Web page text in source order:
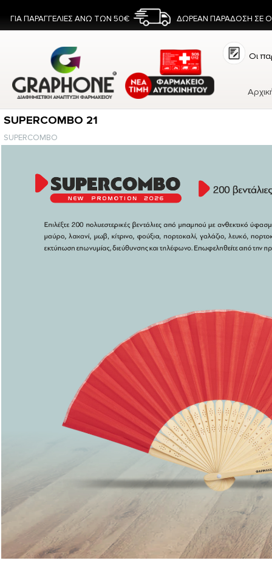
ΔΩΡΕΑΝ ΠΑΡΑΔΟΣΗ ΣΕ
ΓΙΑ ΠΑΡΑΓΓΕΛΙΕΣ ΑΝΩ ΤΩΝ 50€
Οι
SUPERCOMBO 21
SUPERCOMBO